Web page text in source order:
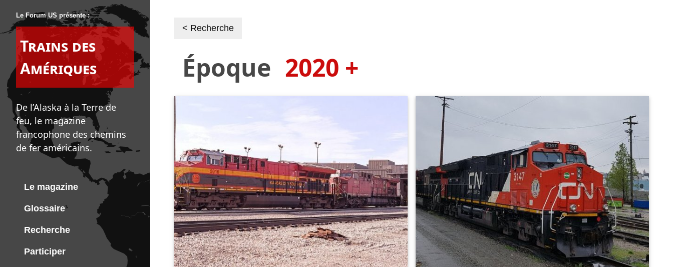
Le Forum US présente :
Trains des
Amériques
De l’Alaska à la Terre de
feu, le magazine
francophone des chemins
de fer américains.
Le magazine
Glossaire
Recherche
Participer
< Recherche
Époque 2020 +